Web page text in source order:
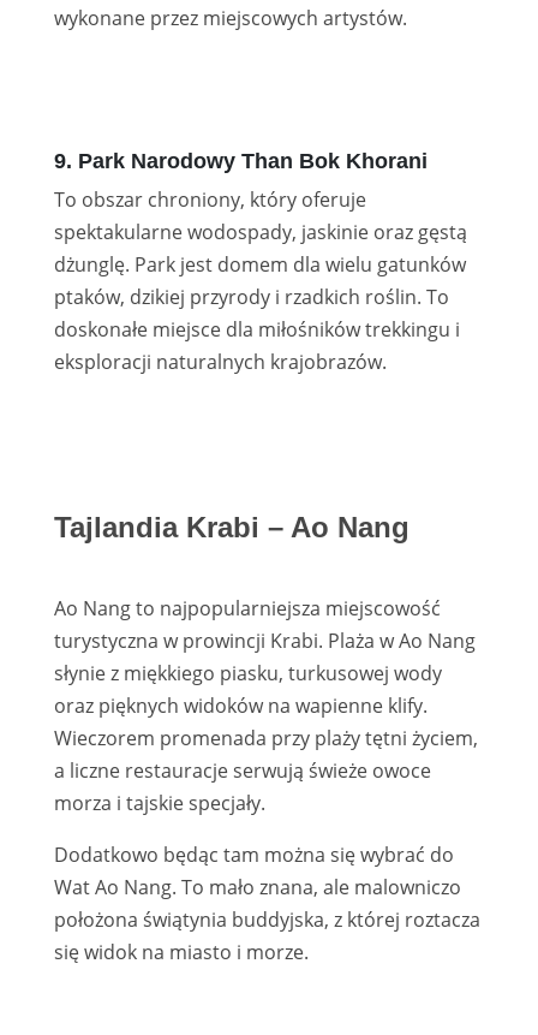
wykonane przez miejscowych artystów.
9. Park Narodowy Than Bok Khorani
To obszar chroniony, który oferuje
spektakularne wodospady, jaskinie oraz gęstą
dżunglę. Park jest domem dla wielu gatunków
ptaków, dzikiej przyrody i rzadkich roślin. To
doskonałe miejsce dla miłośników trekkingu i
eksploracji naturalnych krajobrazów.
Tajlandia Krabi – Ao Nang
Ao Nang to najpopularniejsza miejscowość
turystyczna w prowincji Krabi. Plaża w Ao Nang
słynie z miękkiego piasku, turkusowej wody
oraz pięknych widoków na wapienne klify.
Wieczorem promenada przy plaży tętni życiem,
a liczne restauracje serwują świeże owoce
morza i tajskie specjały.
Dodatkowo będąc tam można się wybrać do
Wat Ao Nang. To mało znana, ale malowniczo
położona świątynia buddyjska, z której roztacza
się widok na miasto i morze.